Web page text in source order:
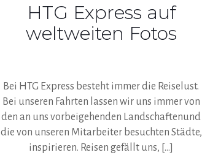
HTG Express auf
weltweiten Fotos
Bei HTG Express besteht immer die Reiselust.
Bei unseren Fahrten lassen wir uns immer von
den an uns vorbeigehenden Landschaftenund
die von unseren Mitarbeiter besuchten Städte,
inspirieren. Reisen gefällt uns, […]